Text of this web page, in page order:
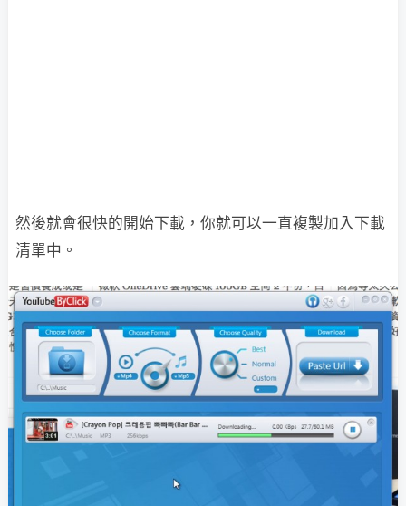
然後就會很快的開始下載，你就可以一直複製加入下載
清單中。